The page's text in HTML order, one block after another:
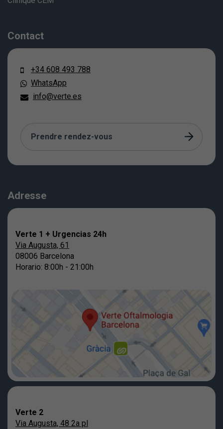
Contact
+34 608 493 788
WhatsApp
info@verte.es
Prendre rendez-vous
Adresse
Verte 1 + Urgencias 24h
Via Augusta, 61
08006 Barcelona
Horario: 8:00h - 21:00h
Verte 2
Via Augusta, 48 2a pl